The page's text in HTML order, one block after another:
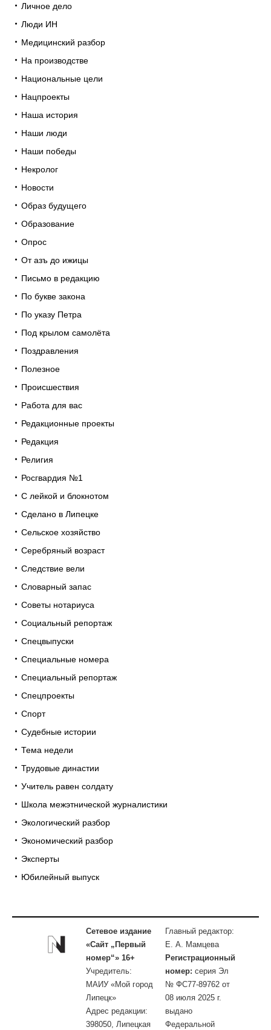
Личное дело
Люди ИН
Медицинский разбор
На производстве
Национальные цели
Нацпроекты
Наша история
Наши люди
Наши победы
Некролог
Новости
Образ будущего
Образование
Опрос
От азъ до ижицы
Письмо в редакцию
По букве закона
По указу Петра
Под крылом самолёта
Поздравления
Полезное
Происшествия
Работа для вас
Редакционные проекты
Редакция
Религия
Росгвардия №1
С лейкой и блокнотом
Сделано в Липецке
Сельское хозяйство
Серебряный возраст
Следствие вели
Словарный запас
Советы нотариуса
Социальный репортаж
Спецвыпуски
Специальные номера
Специальный репортаж
Спецпроекты
Спорт
Судебные истории
Тема недели
Трудовые династии
Учитель равен солдату
Школа межэтнической журналистики
Экологический разбор
Экономический разбор
Эксперты
Юбилейный выпуск
Сетевое издание
«Сайт „Первый
номер“» 16+
Учредитель:
МАИУ «Мой город
Липецк»
Адрес редакции:
398050, Липецкая
Главный редактор:
Е. А. Мамцева
Регистрационный
номер: серия Эл
№ ФС77-89762 от
08 июля 2025 г.
выдано
Федеральной